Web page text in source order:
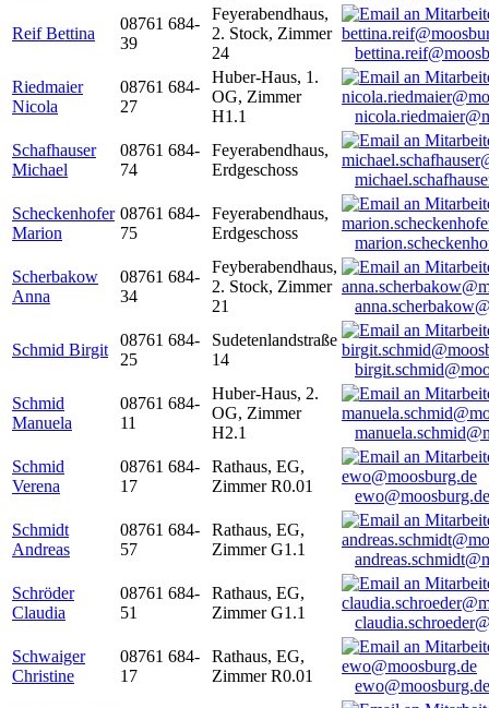
Reif Bettina
08761 684-
39
Feyerabendhaus,
2. Stock, Zimmer
24
Riedmaier
Nicola
08761 684-
27
Huber-Haus, 1.
OG, Zimmer
H1.1
Schafhauser
Michael
08761 684-
74
Feyerabendhaus,
Erdgeschoss
Scheckenhofer
Marion
08761 684-
75
Feyerabendhaus,
Erdgeschoss
Scherbakow
Anna
08761 684-
34
Feyberabendhaus,
2. Stock, Zimmer
21
Schmid Birgit
08761 684-
25
Sudetenlandstraße
14
Schmid
Manuela
08761 684-
11
Huber-Haus, 2.
OG, Zimmer
H2.1
Schmid
Verena
08761 684-
17
Rathaus, EG,
Zimmer R0.01
ewo@moosburg.de
Schmidt
Andreas
08761 684-
57
Rathaus, EG,
Zimmer G1.1
Schröder
Claudia
08761 684-
51
Rathaus, EG,
Zimmer G1.1
Schwaiger
Christine
08761 684-
17
Rathaus, EG,
Zimmer R0.01
ewo@moosburg.de